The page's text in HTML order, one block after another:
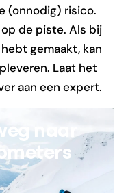
(onnodig) risico.
de piste. Als bij
gemaakt, kan
Laat het
aan een expert.
naar